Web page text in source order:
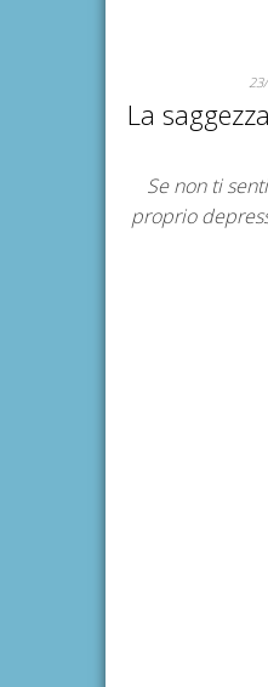
La
Se non ti
proprio